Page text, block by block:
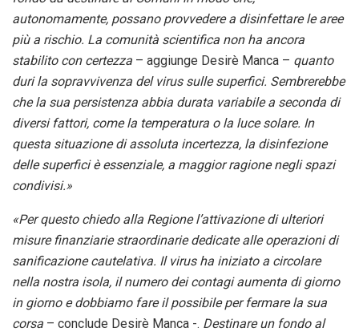
autonomamente, possano provvedere a disinfettare le aree
più a rischio. La comunità scientifica non ha ancora
stabilito con certezza – aggiunge Desirè Manca – quanto
duri la sopravvivenza del virus sulle superfici. Sembrerebbe
che la sua persistenza abbia durata variabile a seconda di
diversi fattori, come la temperatura o la luce solare. In
questa situazione di assoluta incertezza, la disinfezione
delle superfici è essenziale, a maggior ragione negli spazi
condivisi.»
«Per questo chiedo alla Regione l’attivazione di ulteriori
misure finanziarie straordinarie dedicate alle operazioni di
sanificazione cautelativa. Il virus ha iniziato a circolare
nella nostra isola, il numero dei contagi aumenta di giorno
in giorno e dobbiamo fare il possibile per fermare la sua
corsa – conclude Desirè Manca -. Destinare un fondo al